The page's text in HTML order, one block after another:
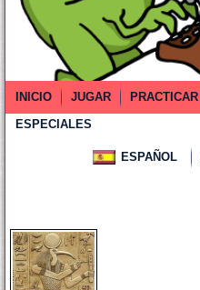
INICIO JUGAR PRACTICAR
ESPECIALES
ESPAÑOL